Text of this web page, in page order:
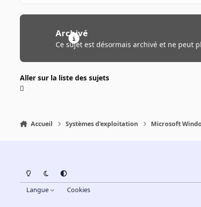
Archivé
Ce sujet est désormais archivé et ne peut
Aller sur la liste des sujets
Accueil Systèmes d'exploitation Microsoft
Light ModeDark ModeSystem Preference
Langue Cookies